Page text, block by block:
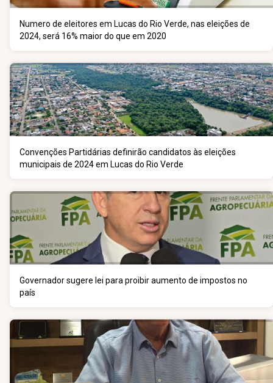
Numero de eleitores em Lucas do Rio Verde, nas eleições de
2024, será 16% maior do que em 2020
Convenções Partidárias definirão candidatos às eleições
municipais de 2024 em Lucas do Rio Verde
Governador sugere lei para proibir aumento de impostos no
país